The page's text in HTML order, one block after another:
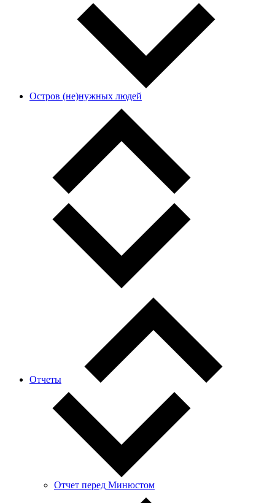
Остров (не)нужных людей
Отчеты
Отчет перед Минюстом